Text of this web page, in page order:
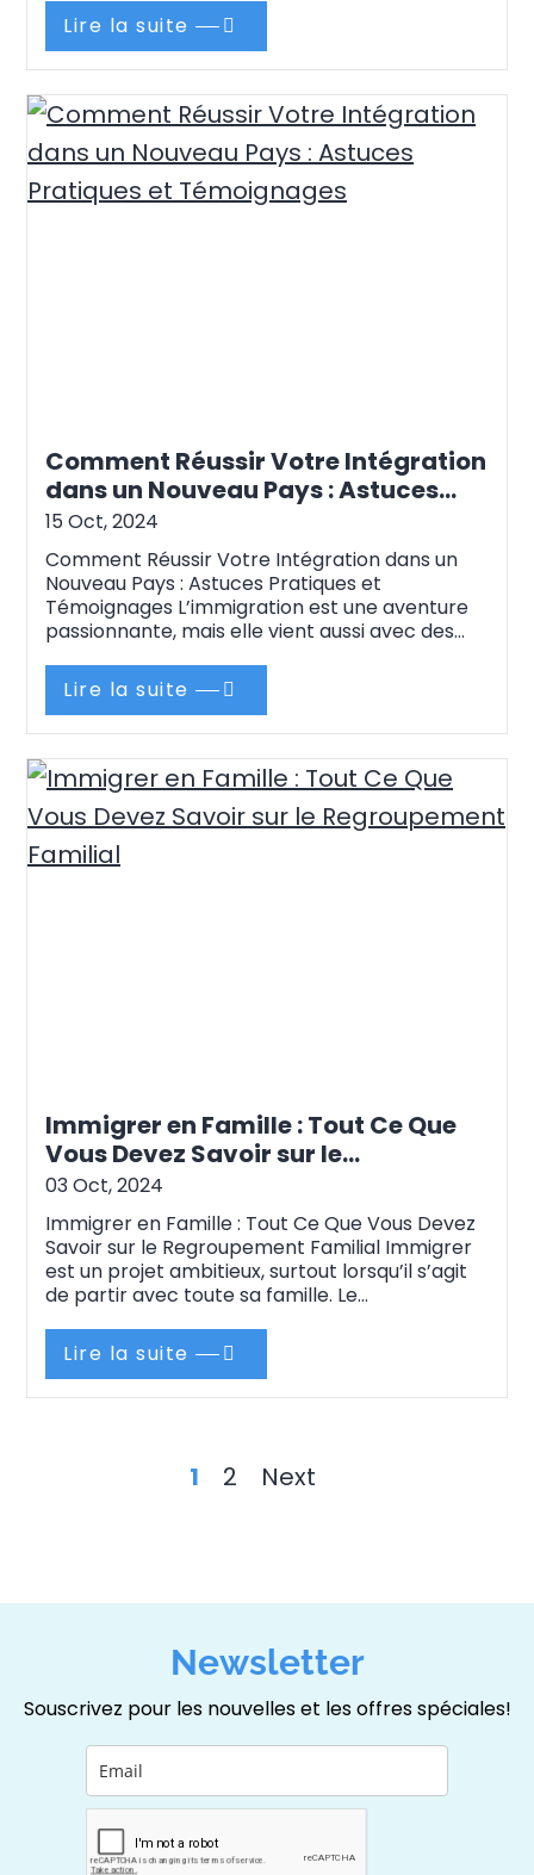
sont remis en question. Que ce soit pour des
études, un emploi, un regroupement familial ou
une opportunité d’investissement, un refus de
Lire la suite
Comment Réussir Votre Intégration
dans un Nouveau Pays : Astuces
Pratiques et Témoignages
15 Oct, 2024
Comment Réussir Votre Intégration dans un
Nouveau Pays : Astuces Pratiques et
Témoignages L’immigration est une aventure
passionnante, mais elle vient aussi avec des
nouveau pays. Que vous partiez seul ou en
famille, s’adapter à un nouvel environnement
culturel, social, et professionnel peut sembler
reading
Lire la suite
Immigrer en Famille : Tout Ce Que
Vous Devez Savoir sur le
Regroupement Familial
03 Oct, 2024
Immigrer en Famille : Tout Ce Que Vous Devez
Savoir sur le Regroupement Familial Immigrer
est un projet ambitieux, surtout lorsqu’il s’agit
de partir avec toute sa famille. Le
familles, souvent séparées en raison des
démarches d’immigration. Si vous envisagez de
rejoindre votre conjoint ou vos enfants à
Lire la suite
1 2 Next
Newsletter
Souscrivez pour les nouvelles et les offres spéciales!